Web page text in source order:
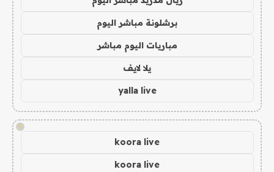
برشلونة مباشر اليوم
مباريات اليوم مباشر
يلا لايف
yalla live
!
koora live
koora live